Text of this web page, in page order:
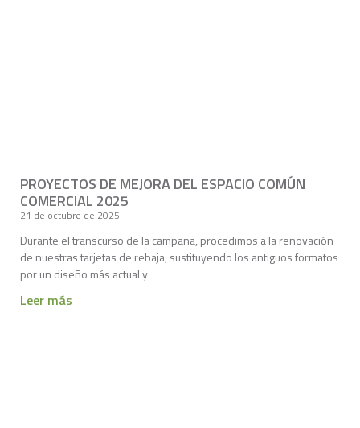
PROYECTOS DE MEJORA DEL ESPACIO COMÚN
COMERCIAL 2025
21 de octubre de 2025
Durante el transcurso de la campaña, procedimos a la renovación
de nuestras tarjetas de rebaja, sustituyendo los antiguos formatos
por un diseño más actual y
Leer más